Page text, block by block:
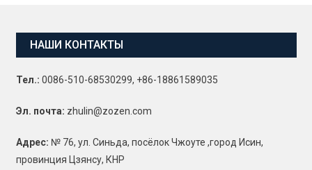
НАШИ КОНТАКТЫ
Тел.: 0086-510-68530299, +86-18861589035
Эл. почта: zhulin@zozen.com
Адрес: № 76, ул. Синьда, посёлок Чжоуте ,город Исин,
провинция Цзянсу, КНР